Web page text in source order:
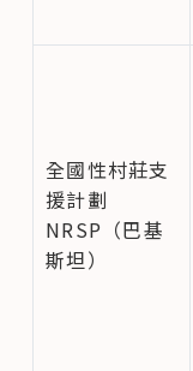
全國性村莊支
援計劃
NRSP（巴基
斯坦）